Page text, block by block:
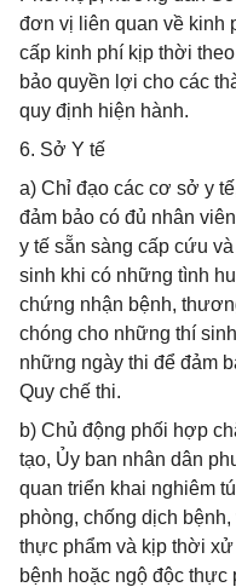
đơn vị liên quan về kinh
cấp kinh phí kịp thời
bảo quyền lợi cho các
quy định hiện hành.
6. Sở Y tế
a) Chỉ đạo các cơ sở y
đảm bảo có đủ nhân
y tế sẵn sàng cấp cứu
sinh khi có những tình
chứng nhận bệnh,
chóng cho những thí
những ngày thi để đảm
Quy chế thi.
b) Chủ động phối hợp
tạo, Ủy ban nhân dân
quan triển khai nghiêm
phòng, chống dịch
thực phẩm và kịp thời
bệnh hoặc ngộ độc thực